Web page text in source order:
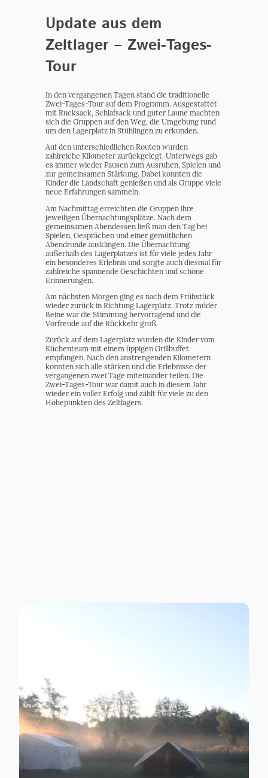
Update aus dem
Zeltlager – Zwei-Tages-
Tour
In den vergangenen Tagen stand die traditionelle
Zwei-Tages-Tour auf dem Programm. Ausgestattet
mit Rucksack, Schlafsack und guter Laune machten
sich die Gruppen auf den Weg, die Umgebung rund
um den Lagerplatz in Stühlingen zu erkunden.
Auf den unterschiedlichen Routen wurden
zahlreiche Kilometer zurückgelegt. Unterwegs gab
es immer wieder Pausen zum Ausruhen, Spielen und
zur gemeinsamen Stärkung. Dabei konnten die
Kinder die Landschaft genießen und als Gruppe viele
neue Erfahrungen sammeln.
Am Nachmittag erreichten die Gruppen ihre
jeweiligen Übernachtungsplätze. Nach dem
gemeinsamen Abendessen ließ man den Tag bei
Spielen, Gesprächen und einer gemütlichen
Abendrunde ausklingen. Die Übernachtung
außerhalb des Lagerplatzes ist für viele jedes Jahr
ein besonderes Erlebnis und sorgte auch diesmal für
zahlreiche spannende Geschichten und schöne
Erinnerungen.
Am nächsten Morgen ging es nach dem Frühstück
wieder zurück in Richtung Lagerplatz. Trotz müder
Beine war die Stimmung hervorragend und die
Vorfreude auf die Rückkehr groß.
Zurück auf dem Lagerplatz wurden die Kinder vom
Küchenteam mit einem üppigen Grillbuffet
empfangen. Nach den anstrengenden Kilometern
konnten sich alle stärken und die Erlebnisse der
vergangenen zwei Tage miteinander teilen. Die
Zwei-Tages-Tour war damit auch in diesem Jahr
wieder ein voller Erfolg und zählt für viele zu den
Höhepunkten des Zeltlagers.